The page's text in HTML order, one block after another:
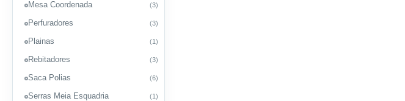
Mesa Coordenada (3)
Perfuradores (3)
Plainas (1)
Rebitadores (3)
Saca Polias (6)
Serras Meia Esquadria (1)